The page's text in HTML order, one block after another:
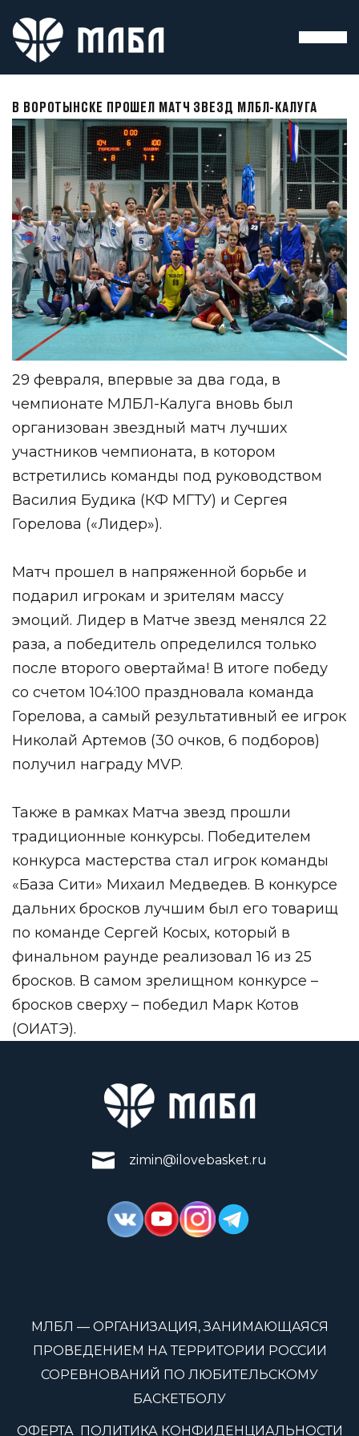
В ВОРОТЫНСКЕ ПРОШЕЛ МАТЧ ЗВЕЗД МЛБЛ-КАЛУГА
29 февраля, впервые за два года, в
чемпионате МЛБЛ-Калуга вновь был
организован звездный матч лучших
участников чемпионата, в котором
встретились команды под руководством
Василия Будика (КФ МГТУ) и Сергея
Горелова («Лидер»).
Матч прошел в напряженной борьбе и
подарил игрокам и зрителям массу
эмоций. Лидер в Матче звезд менялся 22
раза, а победитель определился только
после второго овертайма! В итоге победу
со счетом 104:100 праздновала команда
Горелова, а самый результативный ее игрок
Николай Артемов (30 очков, 6 подборов)
получил награду MVP.
Также в рамках Матча звезд прошли
традиционные конкурсы. Победителем
конкурса мастерства стал игрок команды
«База Сити» Михаил Медведев. В конкурсе
дальних бросков лучшим был его товарищ
по команде Сергей Косых, который в
финальном раунде реализовал 16 из 25
бросков. В самом зрелищном конкурсе –
бросков сверху – победил Марк Котов
(ОИАТЭ).
zimin@ilovebasket.ru
МЛБЛ — ОРГАНИЗАЦИЯ, ЗАНИМАЮЩАЯСЯ
ПРОВЕДЕНИЕМ НА ТЕРРИТОРИИ РОССИИ
СОРЕВНОВАНИЙ ПО ЛЮБИТЕЛЬСКОМУ
БАСКЕТБОЛУ
ОФЕРТА ПОЛИТИКА КОНФИДЕНЦИАЛЬНОСТИ